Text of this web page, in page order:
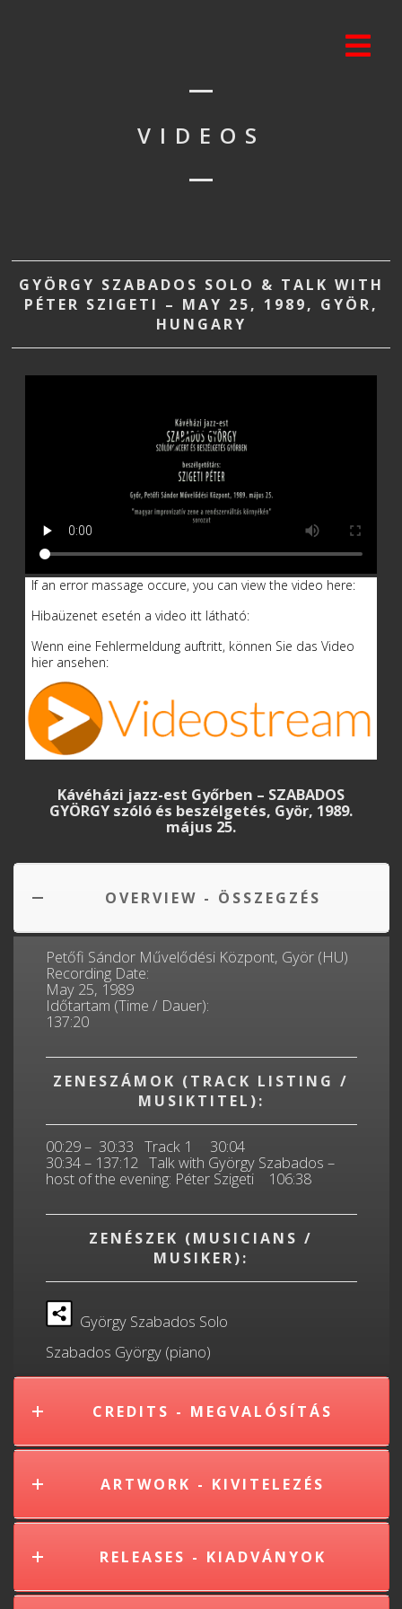
VIDEOS
GYÖRGY SZABADOS SOLO & TALK WITH
PÉTER SZIGETI – MAY 25, 1989, GYÖR,
HUNGARY
If an error massage occure, you can view the video here:
Hibaüzenet esetén a video itt látható:
Wenn eine Fehlermeldung auftritt, können Sie das Video
hier ansehen:
Kávéházi jazz-est Győrben – SZABADOS
GYÖRGY szóló és beszélgetés, Györ, 1989.
május 25.
OVERVIEW - ÖSSZEGZÉS
Petőfi Sándor Művelődési Központ, Györ (HU)
Recording Date:
May 25, 1989
Időtartam (Time / Dauer):
137:20
ZENESZÁMOK (TRACK LISTING /
MUSIKTITEL):
00:29 – 30:33 Track 1 30:04
30:34 – 137:12 Talk with György Szabados –
host of the evening: Péter Szigeti 106:38
ZENÉSZEK (MUSICIANS /
MUSIKER):
György Szabados Solo
Szabados György (piano)
CREDITS - MEGVALÓSÍTÁS
ARTWORK - KIVITELEZÉS
RELEASES - KIADVÁNYOK